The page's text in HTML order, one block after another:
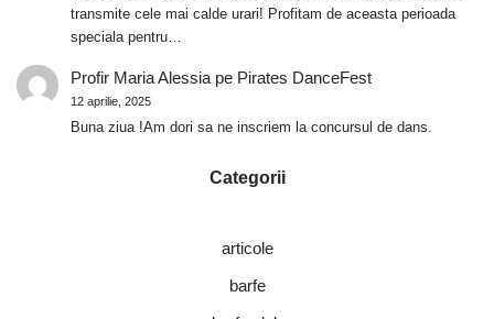
transmite cele mai calde urari! Profitam de aceasta perioada
speciala pentru…
Profir Maria Alessiape Pirates DanceFest
12 aprilie, 2025
Buna ziua !Am dori sa ne inscriem la concursul de dans.
Categorii
articole
barfe